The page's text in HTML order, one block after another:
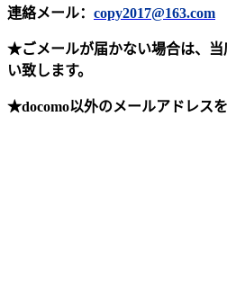
連絡メール： copy2017@163.com
★ごメールが届かない場合は、
い致します。
★docomo以外のメールアドレス